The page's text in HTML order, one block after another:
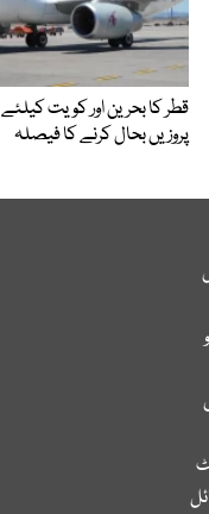
قطر کا بحرین اور کویت کیلئے
پروزیں بحال کرنے کا فیصلہ